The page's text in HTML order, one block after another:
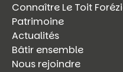
Connaître Le Toit
Patrimoine
Actualités
Bâtir ensemble
Nous rejoindre